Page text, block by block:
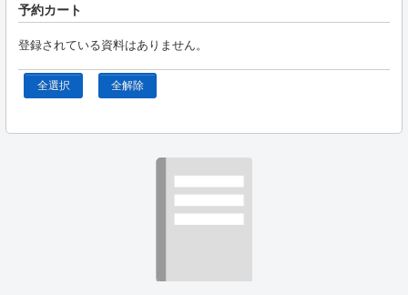
予約カート
登録されている資料はありません。
全選択 全解除